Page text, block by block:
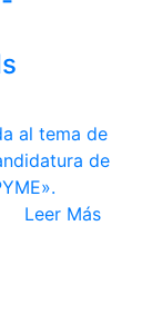
al tema de
de
Leer Más